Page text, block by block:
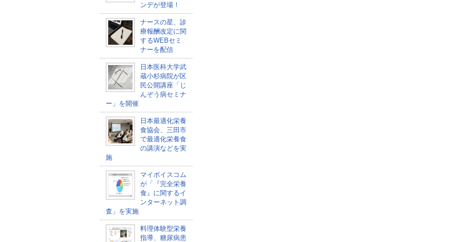
ンデが登場！
ナースの星、診
療報酬改定に関
するWEBセミ
ナーを配信
日本医科大学武
蔵小杉病院が区
民公開講座「じ
んぞう病セミナ
ー」を開催
日本最適化栄養
食協会、三田市
で最適化栄養食
の講演などを実
施
マイボイスコム
が「『完全栄養
食』に関するイ
ンターネット調
査」を実施
料理体験型栄養
指導、糖尿病患